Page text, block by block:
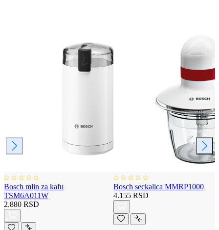
Bosch mlin za kafu
TSM6A011W
2.880 RSD
Bosch seckalica MMRP1000
4.155 RSD